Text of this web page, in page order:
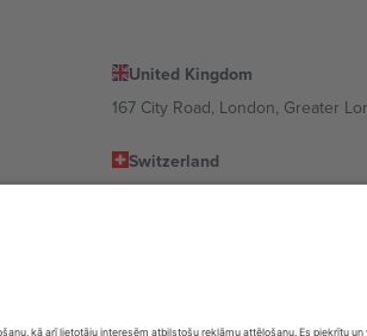
United Kingdom
167 City Road, London, Greater
Switzerland